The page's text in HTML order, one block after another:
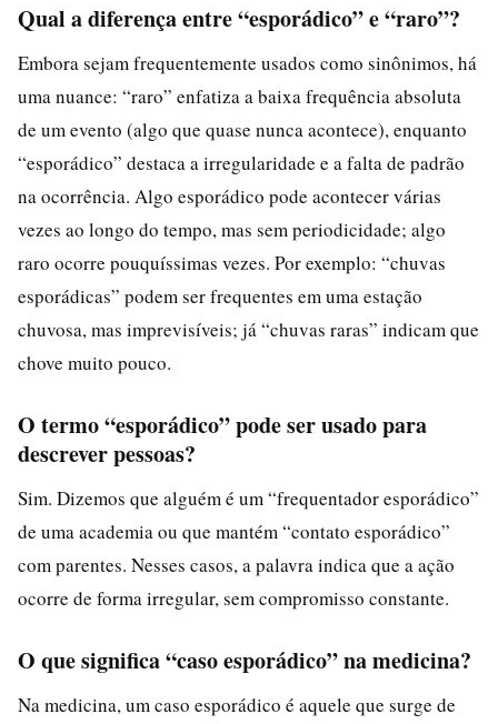
Qual a diferença entre “esporádico” e “raro”?
Embora sejam frequentemente usados como sinônimos, há
uma nuance: “raro” enfatiza a baixa frequência absoluta
de um evento (algo que quase nunca acontece), enquanto
“esporádico” destaca a irregularidade e a falta de padrão
na ocorrência. Algo esporádico pode acontecer várias
vezes ao longo do tempo, mas sem periodicidade; algo
raro ocorre pouquíssimas vezes. Por exemplo: “chuvas
esporádicas” podem ser frequentes em uma estação
chuvosa, mas imprevisíveis; já “chuvas raras” indicam que
chove muito pouco.
O termo “esporádico” pode ser usado para
descrever pessoas?
Sim. Dizemos que alguém é um “frequentador esporádico”
de uma academia ou que mantém “contato esporádico”
com parentes. Nesses casos, a palavra indica que a ação
ocorre de forma irregular, sem compromisso constante.
O que significa “caso esporádico” na medicina?
Na medicina, um caso esporádico é aquele que surge de